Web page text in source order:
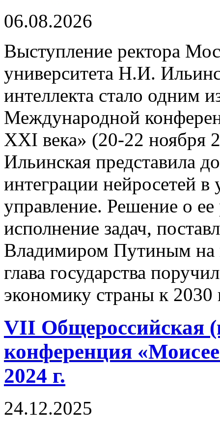
06.08.2026
Выступление ректора
университета Н.И.
интеллекта стало одним
Международной
XXI века» (20-22 ноября
Ильинская представила
интеграции нейросетей
управление. Решение о
исполнение задач,
Владимиром Путиным на
глава государства
экономику страны к 2030
VII Общероссийская
конференция
2024 г.
24.12.2025